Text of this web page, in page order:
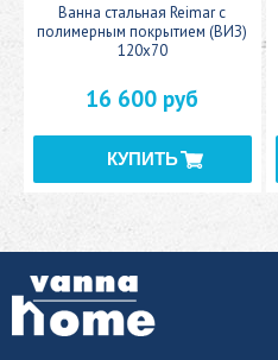
Ванна стальная Reimar с
полимерным покрытием (ВИЗ)
120x70
16 600 руб